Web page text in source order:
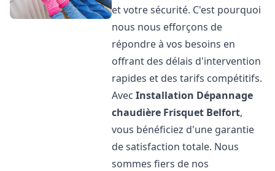
et votre sécurité. C'est pourquoi
nous nous efforçons de
répondre à vos besoins en
offrant des délais d'intervention
rapides et des tarifs compétitifs.
AvecInstallation Dépannage
chaudière Frisquet Belfort,
vous bénéficiez d'une garantie
de satisfaction totale. Nous
sommes fiers de nos